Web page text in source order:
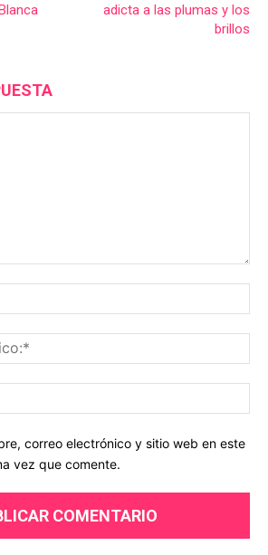
adicta a las plumas y los
brillos
correo electrónico y sitio web en este
vez que comente.